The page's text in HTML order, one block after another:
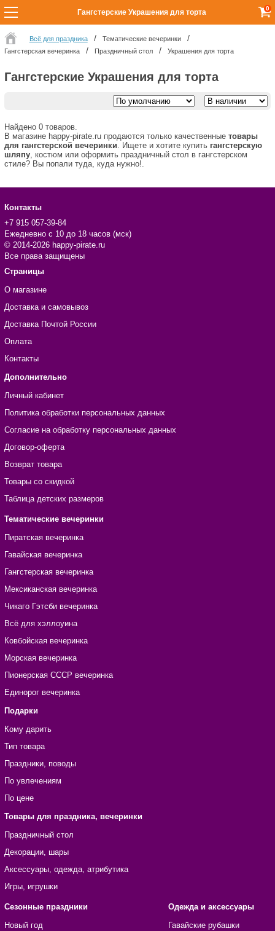
Всё для праздника
Тематические вечеринки
Гангстерская вечеринка
Праздничный стол Украшения для торта
Гангстерские Украшения для торта
Найдено 0 товаров.
В магазине happy-pirate.ru продаются только качественные товары
для гангстерской вечеринки. Ищете и хотите купить гангстерскую
шляпу, костюм или оформить праздничный стол в гангстерском
стиле? Вы попали туда, куда нужно!.
Контакты
+7 915 057-39-84
Ежедневно с 10 до 18 часов (мск)
© 2014-2026 happy-pirate.ru
Все права защищены
Страницы
О магазине
Доставка и самовывоз
Доставка Почтой России
Оплата
Контакты
Дополнительно
Личный кабинет
Политика обработки персональных данных
Согласие на обработку персональных данных
Договор-оферта
Возврат товара
Товары со скидкой
Таблица детских размеров
Тематические вечеринки
Пиратская вечеринка
Гавайская вечеринка
Гангстерская вечеринка
Мексиканская вечеринка
Чикаго Гэтсби вечеринка
Всё для хэллоуина
Ковбойская вечеринка
Морская вечеринка
Пионерская СССР вечеринка
Единорог вечеринка
Подарки
Кому дарить
Тип товара
Праздники, поводы
По увлечениям
По цене
Товары для праздника, вечеринки
Праздничный стол
Декорации, шары
Аксессуары, одежда, атрибутика
Игры, игрушки
Сезонные праздники
Новый год
Одежда и аксессуары
Гавайские рубашки
Гангстерские Украшения для торта 0